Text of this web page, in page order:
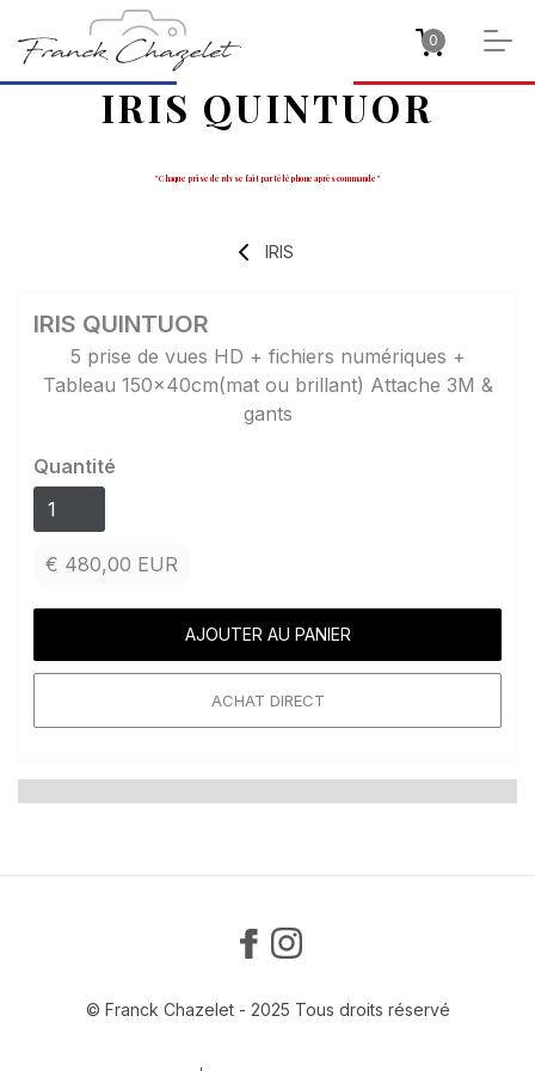
0
IRIS QUINTUOR
" Chaque prise de rdv se fait par téléphone après commande "
IRIS
IRIS QUINTUOR
5 prise de vues HD + fichiers numériques +
Tableau 150x40cm(mat ou brillant) Attache 3M &
gants
Quantité
€ 480,00 EUR
ACHAT DIRECT
© Franck Chazelet - 2025 Tous droits réservé